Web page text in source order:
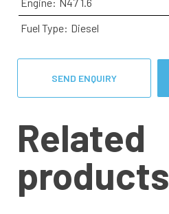
Fuel Type: Diesel
SEND ENQUIRY
Related
products